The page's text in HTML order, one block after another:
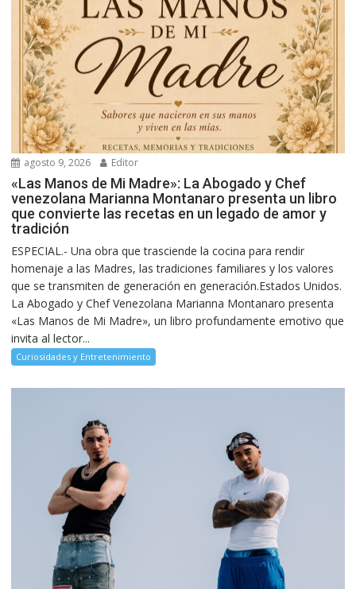
agosto 9, 2026 Editor
«Las Manos de Mi Madre»: La Abogado y Chef
venezolana Marianna Montanaro presenta un libro
que convierte las recetas en un legado de amor y
tradición
ESPECIAL.- Una obra que trasciende la cocina para rendir
homenaje a las Madres, las tradiciones familiares y los valores
que se transmiten de generación en generación.Estados Unidos.
La Abogado y Chef Venezolana Marianna Montanaro presenta
«Las Manos de Mi Madre», un libro profundamente emotivo que
invita al lector...
Curiosidades y Entretenimiento